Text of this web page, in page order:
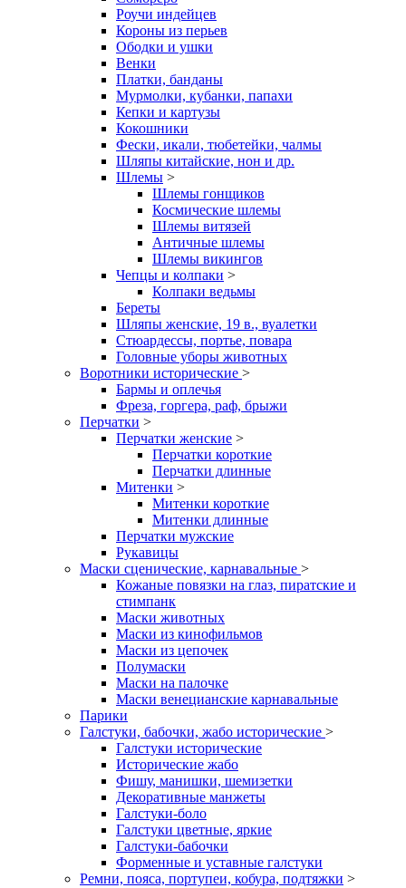
Роучи индейцев
Короны из перьев
Ободки и ушки
Венки
Платки, банданы
Мурмолки, кубанки, папахи
Кепки и картузы
Кокошники
Фески, икали, тюбетейки, чалмы
Шляпы китайские, нон и др.
Шлемы >
Шлемы гонщиков
Космические шлемы
Шлемы витязей
Античные шлемы
Шлемы викингов
Чепцы и колпаки >
Колпаки ведьмы
Береты
Шляпы женские, 19 в., вуалетки
Стюардессы, портье, повара
Головные уборы животных
Воротники исторические >
Бармы и оплечья
Фреза, горгера, раф, брыжи
Перчатки >
Перчатки женские >
Перчатки короткие
Перчатки длинные
Митенки >
Митенки короткие
Митенки длинные
Перчатки мужские
Рукавицы
Маски сценические, карнавальные >
Кожаные повязки на глаз, пиратские и
стимпанк
Маски животных
Маски из кинофильмов
Маски из цепочек
Полумаски
Маски на палочке
Маски венецианские карнавальные
Парики
Галстуки, бабочки, жабо исторические >
Галстуки исторические
Исторические жабо
Фишу, манишки, шемизетки
Декоративные манжеты
Галстуки-боло
Галстуки цветные, яркие
Галстуки-бабочки
Форменные и уставные галстуки
Ремни, пояса, портупеи, кобура, подтяжки >